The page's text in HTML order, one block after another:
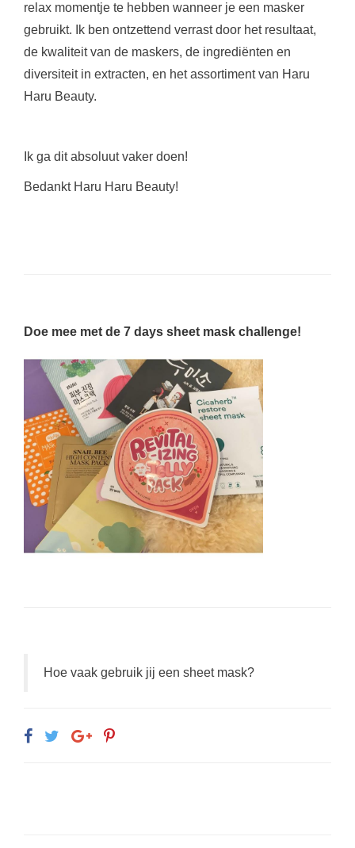
relax momentje te hebben wanneer je een masker
gebruikt. Ik ben ontzettend verrast door het resultaat,
de kwaliteit van de maskers, de ingrediënten en
diversiteit in extracten, en het assortiment van Haru
Haru Beauty.
Ik ga dit absoluut vaker doen!
Bedankt Haru Haru Beauty!
Doe mee met de 7 days sheet mask challenge!
Hoe vaak gebruik jij een sheet mask?